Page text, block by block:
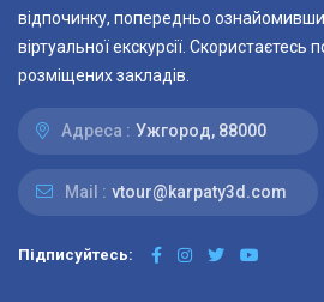
відпочинку, попередньо
віртуальної екскурсії.
розміщених закладів.
Адреса : Ужгород, 88000
Mail : vtour@karpaty3d.com
Підписуйтесь: